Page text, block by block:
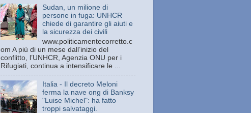
Sudan, un milione di
persone in fuga: UNHCR
chiede di garantire gli aiuti e
la sicurezza dei civili
www.politicamentecorretto.c
om A più di un mese dall’inizio del
conflitto, l’UNHCR, Agenzia ONU per i
Rifugiati, continua a intensificare le ...
Italia - Il decreto Meloni
ferma la nave ong di Banksy
"Luise Michel": ha fatto
troppi salvataggi.